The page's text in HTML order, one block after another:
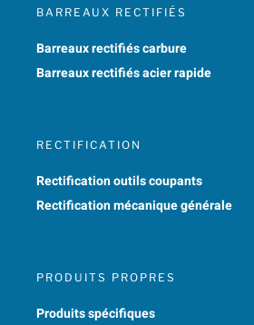
BARREAUX RECTIFIÉS
Barreaux rectifiés carbure
Barreaux rectifiés acier rapide
RECTIFICATION
Rectification outils coupants
Rectification mécanique générale
PRODUITS PROPRES
Produits spécifiques